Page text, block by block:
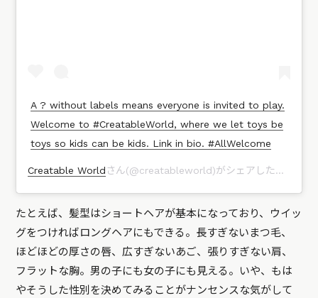
A ? without labels means everyone is invited to play.
Welcome to #CreatableWorld, where we let toys be
toys so kids can be kids. Link in bio. #AllWelcome
Creatable Worldさん(@creatableworld)がシェアした投稿 –
たとえば、髪型はショートヘアが基本になっており、ウイッ
グをつければロングヘアにもできる。長すぎないまつ毛、
ほどほどの厚さの唇、広すぎないあご、張りすぎない肩、
フラットな胸。男の子にも女の子にも見える。いや、もは
やそうした性別を決めてみることがナンセンスな気がして